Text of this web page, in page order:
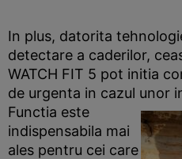
In plus, datorita
detectare a caderilor,
WATCH FIT 5 pot initia
de urgenta in cazul unor
Functia este
indispensabila mai
ales pentru cei care